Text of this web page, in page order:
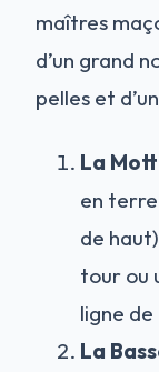
maîtres
d’un grand
pelles et
La
en
de
tour ou
ligne
La